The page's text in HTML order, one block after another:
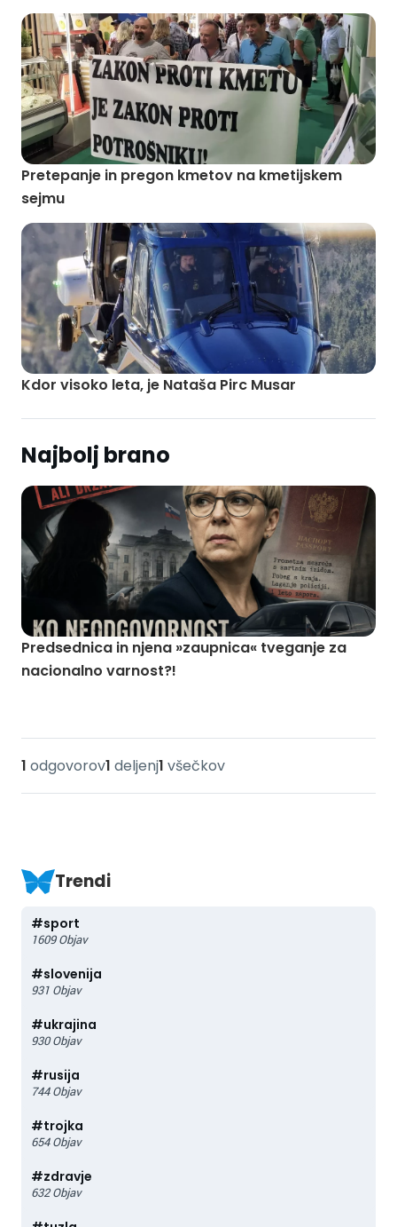
Pretepanje in pregon kmetov na kmetijskem
sejmu
Kdor visoko leta, je Nataša Pirc Musar
Najbolj brano
Predsednica in njena »zaupnica« tveganje za
nacionalno varnost?!
1 odgovorov1 deljenj1 všečkov
Trendi
#sport
1609 Objav
#slovenija
931 Objav
#ukrajina
930 Objav
#rusija
744 Objav
#trojka
654 Objav
#zdravje
632 Objav